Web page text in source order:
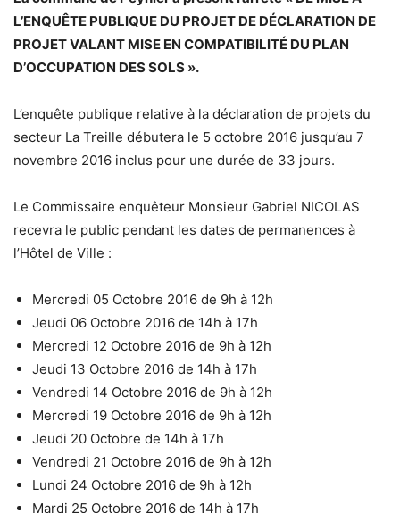
L’ENQUÊTE PUBLIQUE DU PROJET DE DÉCLARATION DE
PROJET VALANT MISE EN COMPATIBILITÉ DU PLAN
D’OCCUPATION DES SOLS ».
L’enquête publique relative à la déclaration de projets du
secteur La Treille débutera le 5 octobre 2016 jusqu’au 7
novembre 2016 inclus pour une durée de 33 jours.
Le Commissaire enquêteur Monsieur Gabriel NICOLAS
recevra le public pendant les dates de permanences à
l’Hôtel de Ville :
Mercredi 05 Octobre 2016 de 9h à 12h
Jeudi 06 Octobre 2016 de 14h à 17h
Mercredi 12 Octobre 2016 de 9h à 12h
Jeudi 13 Octobre 2016 de 14h à 17h
Vendredi 14 Octobre 2016 de 9h à 12h
Mercredi 19 Octobre 2016 de 9h à 12h
Jeudi 20 Octobre de 14h à 17h
Vendredi 21 Octobre 2016 de 9h à 12h
Lundi 24 Octobre 2016 de 9h à 12h
Mardi 25 Octobre 2016 de 14h à 17h